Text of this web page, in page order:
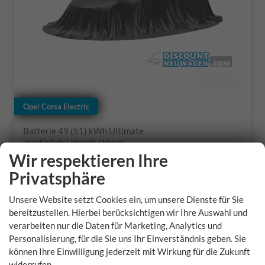
Opel Corsa Electric
Batterie 49 (51) kWh Ultimate
unverbindliche Lieferzeit:6 Monate
Fahrzeugnr.
367040
Getriebe
Elektro
115 kW (156 PS)
35.045,– € Rückruf vereinbaren
Wir rufen Sie anFahrzeug
Verbrauch kombiniert:
Wir respektieren Ihre
Privatsphäre
Unsere Website setzt Cookies ein, um unsere Dienste für Sie
bereitzustellen. Hierbei berücksichtigen wir Ihre Auswahl und
verarbeiten nur die Daten für Marketing, Analytics und
Personalisierung, für die Sie uns Ihr Einverständnis geben. Sie
können Ihre Einwilligung jederzeit mit Wirkung für die Zukunft